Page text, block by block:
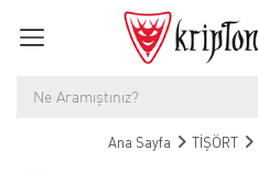
Ana Sayfa TİŞÖRT